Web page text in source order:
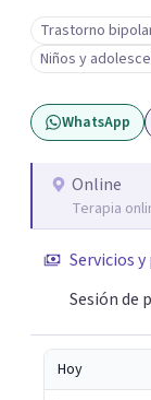
Trabajo desde
psicoanálisis,
corporal,
hipnoterapia y
actualmente la
ecopsicología
entendiendo
Trastorno
Niños y
WhatsApp
Online
Terapia
Servicios
Sesión de
Hoy